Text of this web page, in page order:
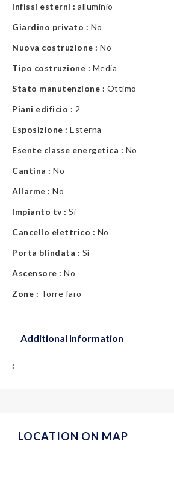
Infissi esterni : alluminio
Giardino privato : No
Nuova costruzione : No
Tipo costruzione : Media
Stato manutenzione : Ottimo
Piani edificio : 2
Esposizione : Esterna
Esente classe energetica : No
Cantina : No
Allarme : No
Impianto tv : Si
Cancello elettrico : No
Porta blindata : Sì
Ascensore : No
Zone : Torre faro
Additional Information
:
LOCATION ON MAP